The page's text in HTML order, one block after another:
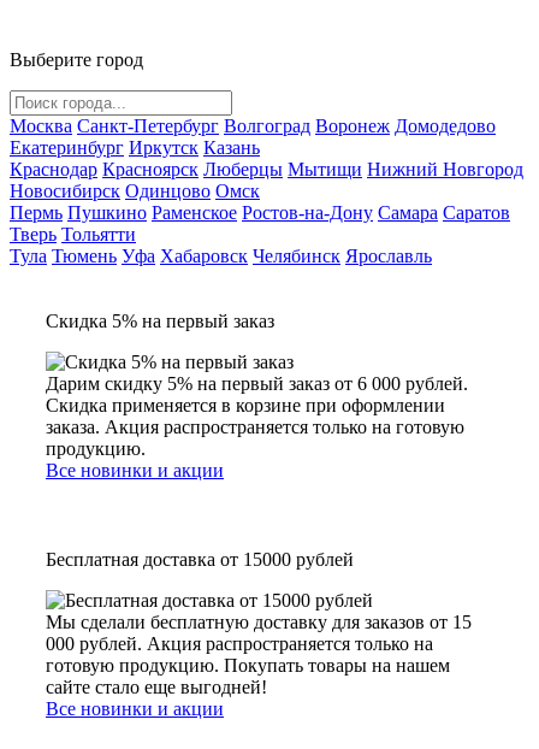
Выберите город
Москва Санкт-Петербург Волгоград Воронеж Домодедово
Екатеринбург Иркутск Казань
Краснодар Красноярск Люберцы Мытищи Нижний Новгород
Новосибирск Одинцово Омск
Пермь Пушкино Раменское Ростов-на-Дону Самара Саратов
Тверь Тольятти
Тула Тюмень Уфа Хабаровск Челябинск Ярославль
Скидка 5% на первый заказ
Дарим скидку 5% на первый заказ от 6 000 рублей.
Скидка применяется в корзине при оформлении
заказа. Акция распространяется только на готовую
продукцию.
Все новинки и акции
Бесплатная доставка от 15000 рублей
Мы сделали бесплатную доставку для заказов от 15
000 рублей. Акция распространяется только на
готовую продукцию. Покупать товары на нашем
сайте стало еще выгодней!
Все новинки и акции